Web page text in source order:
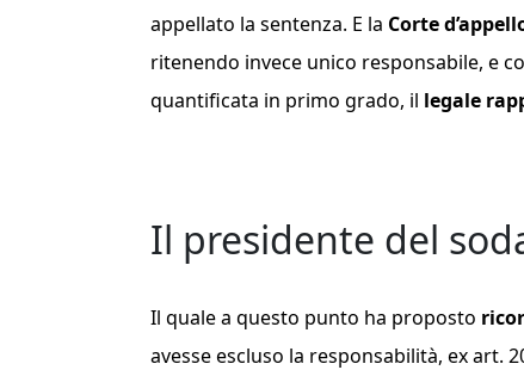
appellato la sentenza. E la Corte
ritenendo invece unico responsabile, e
quantificata in primo grado, il legale
Il presidente del
Il quale a questo punto ha proposto
avesse escluso la responsabilità, ex art.